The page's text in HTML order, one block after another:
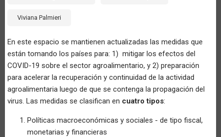
Viviana Palmieri
En este espacio se mantienen actualizadas las medidas que
están tomando los países para: 1) mitigar los efectos del
COVID-19 sobre el sector agroalimentario, y 2) preparación
para acelerar la recuperación y continuidad de la actividad
agroalimentaria luego de que se contenga la propagación del
virus. Las medidas se clasifican en cuatro tipos:
Políticas macroeconómicas y sociales - de tipo fiscal,
monetarias y financieras